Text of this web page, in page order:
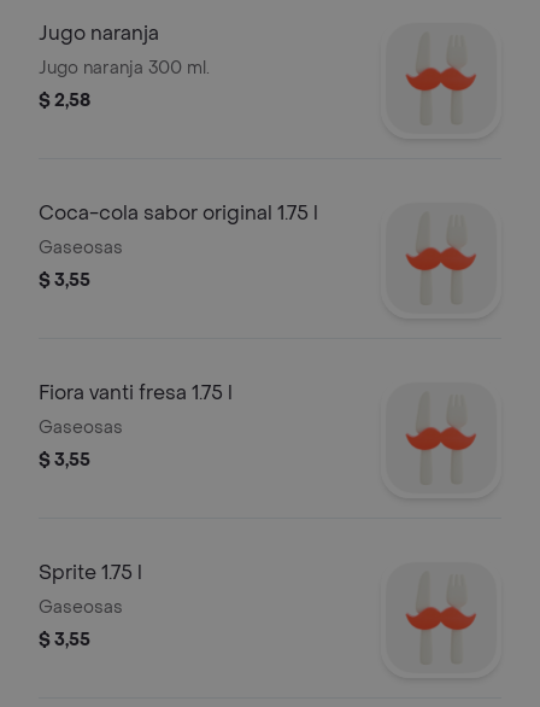
Jugo naranja
Jugo naranja 300 ml.
$ 2,58
Coca-cola sabor original 1.75 l
Gaseosas
$ 3,55
Fiora vanti fresa 1.75 l
Gaseosas
$ 3,55
Sprite 1.75 l
Gaseosas
$ 3,55